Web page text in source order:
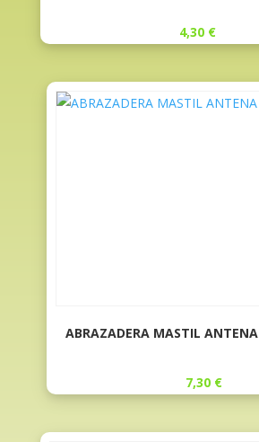
4,30 €
ABRAZADERA MASTIL
7,30 €